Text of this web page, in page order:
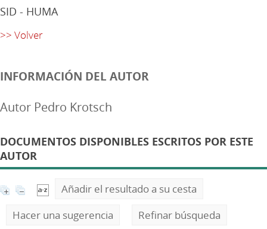
SID - HUMA
>> Volver
INFORMACIÓN DEL AUTOR
Autor Pedro Krotsch
DOCUMENTOS DISPONIBLES ESCRITOS POR ESTE
AUTOR
Añadir el resultado a su cesta
Hacer una sugerencia
Refinar búsqueda